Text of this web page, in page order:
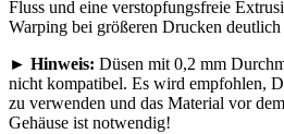
Fluss und eine verstopfungsfreie
Warping bei größeren Drucken deutlich
► Hinweis: Düsen mit 0,2 mm
nicht kompatibel. Es wird empfohlen,
zu verwenden und das Material vor
Gehäuse ist notwendig!